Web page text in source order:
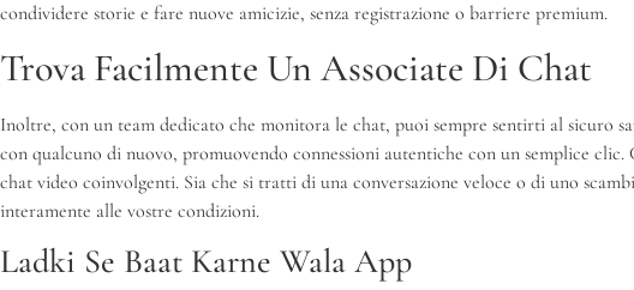
condividere storie e fare nuove amicizie, senza registrazione o barriere premium.
Trova Facilmente Un Associate Di Chat
Inoltre, con un team dedicato che monitora le chat, puoi sempre sentirti al sicuro
con qualcuno di nuovo, promuovendo connessioni autentiche con un semplice
chat video coinvolgenti. Sia che si tratti di una conversazione veloce o di uno
interamente alle vostre condizioni.
Ladki Se Baat Karne Wala App